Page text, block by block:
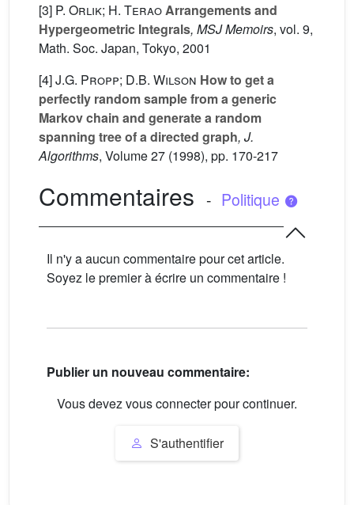
[3] P. Orlik; H. TeraoArrangements and
Hypergeometric Integrals, MSJ Memoirs, vol. 9,
Math. Soc. Japan, Tokyo, 2001
[4]J.G. Propp; D.B. Wilson How to get a
perfectly random sample from a generic
Markov chain and generate a random
spanning tree of a directed graph, J.
Algorithms, Volume 27 (1998), pp. 170-217
Commentaires - Politique
Il n'y a aucun commentaire pour cet article.
Soyez le premier à écrire un commentaire !
Publier un nouveau commentaire:
Vous devez vous connecter pour continuer.
S'authentifier